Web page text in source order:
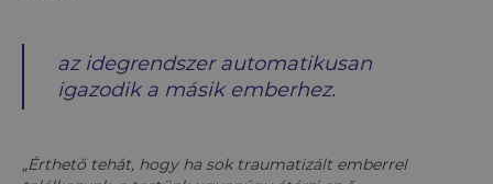
az idegrendszer automatikusan
igazodik a másik emberhez.
„Érthető tehát, hogy ha sok traumatizált emberrel